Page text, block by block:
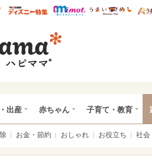
研
ハピママ* ウレぴあ総研 ディズニー
mimot. う
出産 赤ちゃん 子育て・教育
お金・節約 おしゃれ お役立ち 社会